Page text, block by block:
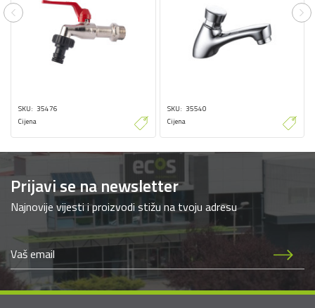
SKU 35476
Cijena
SKU 35540
Cijena
Previous
Prijavi se na newsletter
Najnovije vijesti i proizvodi stižu na tvoju adresu